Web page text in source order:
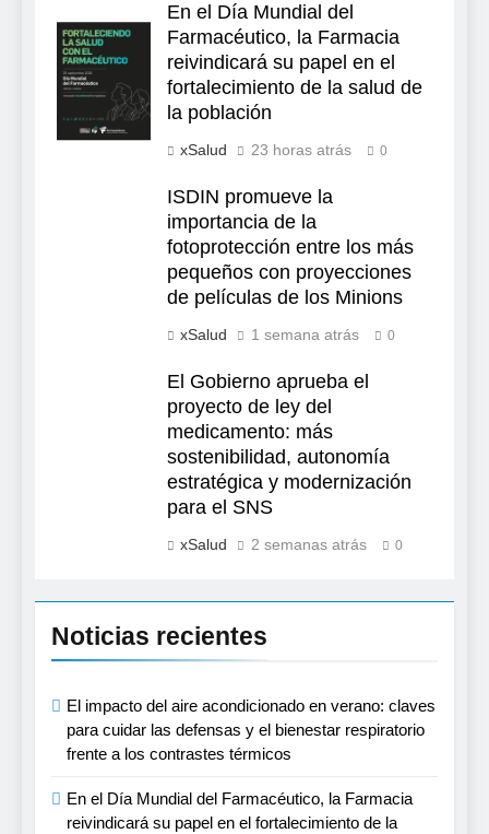
En el Día Mundial del
Farmacéutico, la Farmacia
reivindicará su papel en el
fortalecimiento de la salud de
la población
xSalud 23 horas atrás 0
ISDIN promueve la
importancia de la
fotoprotección entre los más
pequeños con proyecciones
de películas de los Minions
xSalud 1 semana atrás 0
El Gobierno aprueba el
proyecto de ley del
medicamento: más
sostenibilidad, autonomía
estratégica y modernización
para el SNS
xSalud 2 semanas atrás 0
Noticias recientes
El impacto del aire acondicionado en verano: claves
para cuidar las defensas y el bienestar respiratorio
frente a los contrastes térmicos
En el Día Mundial del Farmacéutico, la Farmacia
reivindicará su papel en el fortalecimiento de la